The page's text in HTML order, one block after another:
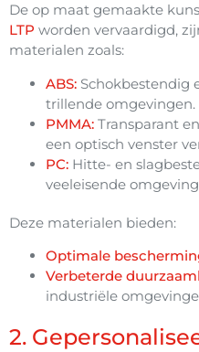
De op maat gemaakte
LTP worden vervaardigd,
materialen zoals:
ABS: Schokbestendig
trillende omgevingen.
PMMA: Transparant
een optisch venster
PC: Hitte- en
veeleisende
Deze materialen bieden:
Optimale
Verbeterde
industriële
2.